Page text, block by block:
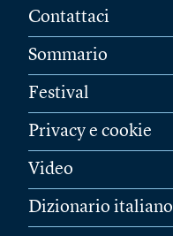
Contattaci
Sommario
Festival
Privacy e cookie
Video
Dizionario italiano